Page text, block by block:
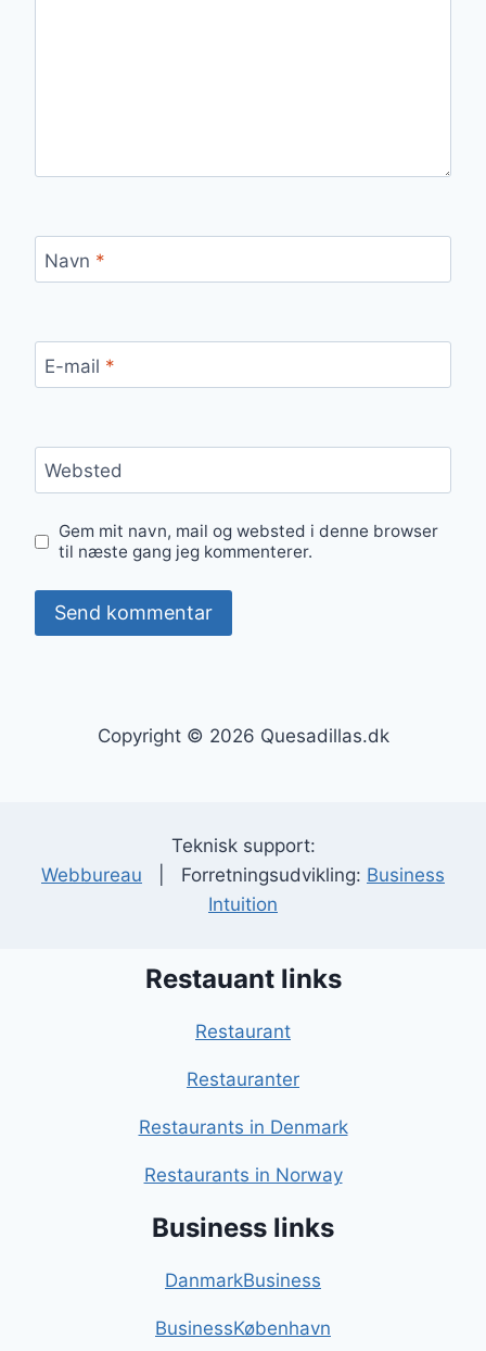
Navn *
E-mail *
Websted
Gem mit navn, mail og websted i denne browser
til næste gang jeg kommenterer.
Copyright © 2026 Quesadillas.dk
Teknisk support:
Webbureau | Forretningsudvikling: Business
Intuition
Restauant links
Restaurant
Restauranter
Restaurants in Denmark
Restaurants in Norway
Business links
DanmarkBusiness
BusinessKøbenhavn